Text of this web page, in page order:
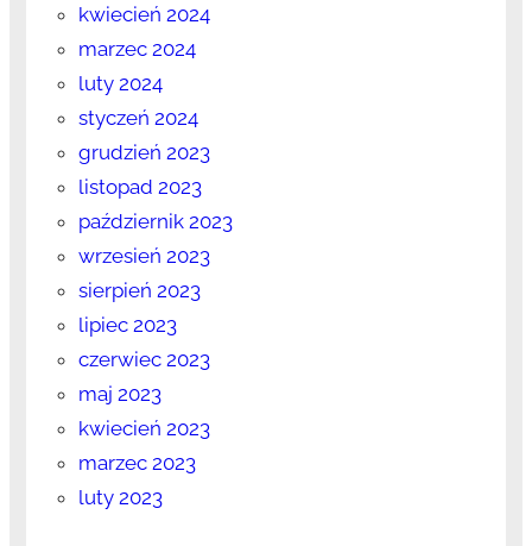
kwiecień 2024
marzec 2024
luty 2024
styczeń 2024
grudzień 2023
listopad 2023
październik 2023
wrzesień 2023
sierpień 2023
lipiec 2023
czerwiec 2023
maj 2023
kwiecień 2023
marzec 2023
luty 2023